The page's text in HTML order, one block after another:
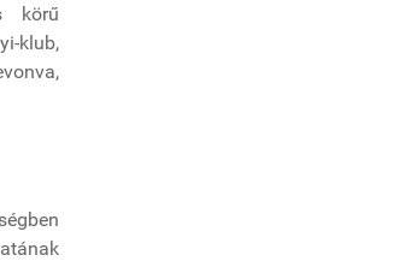
körű
klub,